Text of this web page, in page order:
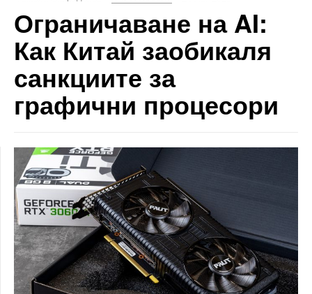
Ограничаване на AI:
Как Китай заобикаля
санкциите за
графични процесори